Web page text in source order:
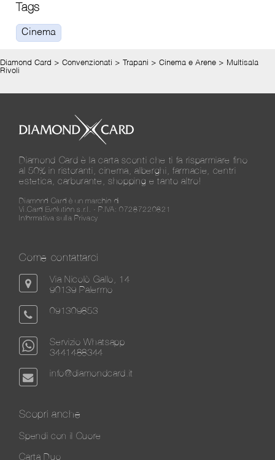
Tags
Cinema
Diamond Card > Convenzionati > Trapani > Cinema e Arene > Multisala
Rivoli
Diamond Card è la carta sconti che ti fa risparmiare fino
al 50% in ristoranti, cinema, alberghi, farmacie, centri
estetica, carburante, shopping e tanto altro!
Diamond Card è un marchio di
Vi.Card Evolution s.r.l. - P.IVA: 07287220821
Informativa sulla Privacy
Come contattarci
Via Nicolò Gallo, 14
90139 Palermo
091309853
Servizio Whatsapp
3441488344
info@diamondcard.it
Scopri anche
Spendi con il Cuore
Carta Duo